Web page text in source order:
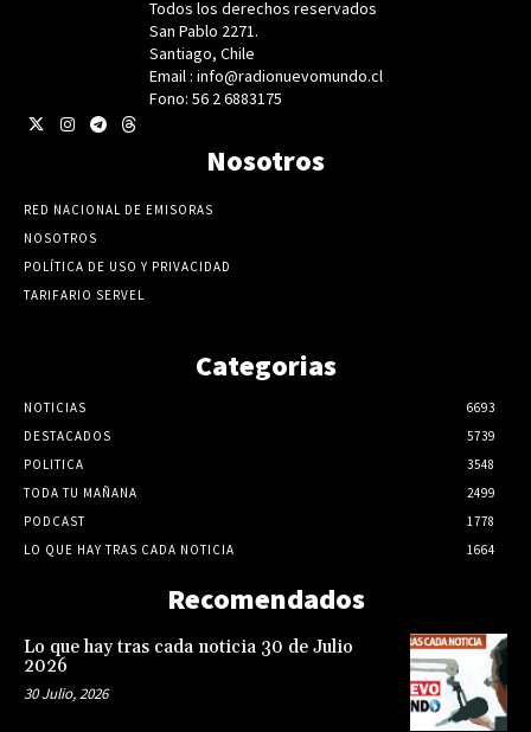
Todos los derechos reservados
San Pablo 2271.
Santiago, Chile
Email : info@radionuevomundo.cl
Fono: 56 2 6883175
Nosotros
RED NACIONAL DE EMISORAS
NOSOTROS
POLÍTICA DE USO Y PRIVACIDAD
TARIFARIO SERVEL
Categorias
NOTICIAS
6693
DESTACADOS
5739
POLITICA
3548
TODA TU MAÑANA
2499
PODCAST
1778
LO QUE HAY TRAS CADA NOTICIA
1664
Recomendados
Lo que hay tras cada noticia 30 de Julio
2026
30 Julio, 2026